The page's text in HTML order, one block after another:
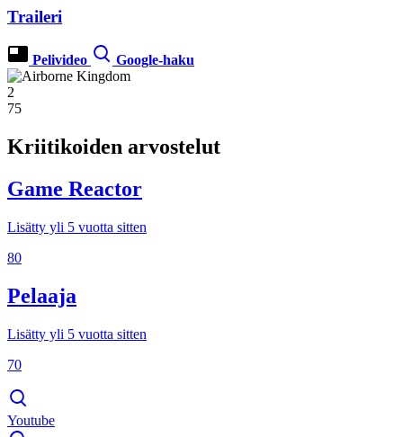
Traileri
Pelivideo Google-haku
2
75
Kriitikoiden arvostelut
Game Reactor
Lisätty yli 5 vuotta sitten
80
Pelaaja
Lisätty yli 5 vuotta sitten
70
Youtube